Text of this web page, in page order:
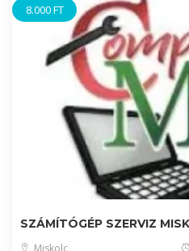
8.000 FT
SZÁMÍTÓGÉP SZERVIZ